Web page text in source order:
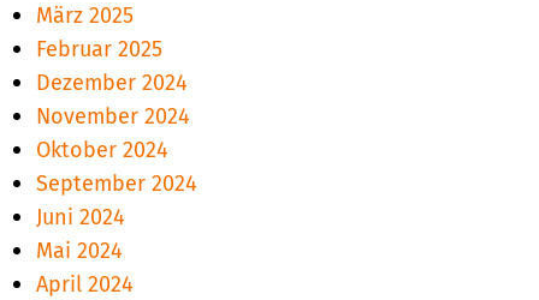
März 2025
Februar 2025
Dezember 2024
November 2024
Oktober 2024
September 2024
Juni 2024
Mai 2024
April 2024